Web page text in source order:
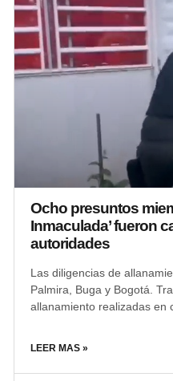
Ocho presuntos
Inmaculada’ fueron
autoridades
Las diligencias de
Palmira, Buga y Bogotá.
allanamiento realizadas en
LEER MAS »